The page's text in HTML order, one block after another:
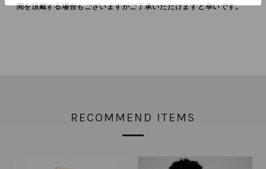
間を頂戴する場合もございますがご了承いただけますと幸いです。
RECOMMEND ITEMS